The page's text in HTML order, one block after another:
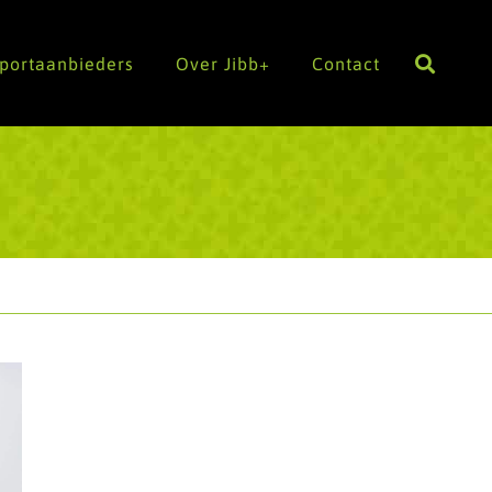
Over Jibb+ Contact